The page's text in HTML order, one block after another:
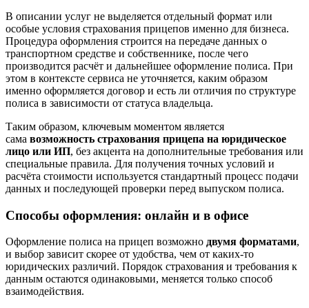
В описании услуг не выделяется отдельный формат или
особые условия страхования прицепов именно для бизнеса.
Процедура оформления строится на передаче данных о
транспортном средстве и собственнике, после чего
производится расчёт и дальнейшее оформление полиса. При
этом в контексте сервиса не уточняется, каким образом
именно оформляется договор и есть ли отличия по структуре
полиса в зависимости от статуса владельца.
Таким образом, ключевым моментом является
сама возможность страхования прицепа на юридическое
лицо или ИП, без акцента на дополнительные требования или
специальные правила. Для получения точных условий и
расчёта стоимости используется стандартный процесс подачи
данных и последующей проверки перед выпуском полиса.
Способы оформления: онлайн и в офисе
Оформление полиса на прицеп возможно двумя форматами,
и выбор зависит скорее от удобства, чем от каких‑то
юридических различий. Порядок страхования и требования к
данным остаются одинаковыми, меняется только способ
взаимодействия.